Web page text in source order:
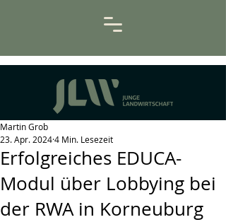
Erfolgreiches EDUCA-
Modul über Lobbying bei
der RWA in Korneuburg
Martin Grob
23. Apr. 20244 Min. Lesezeit